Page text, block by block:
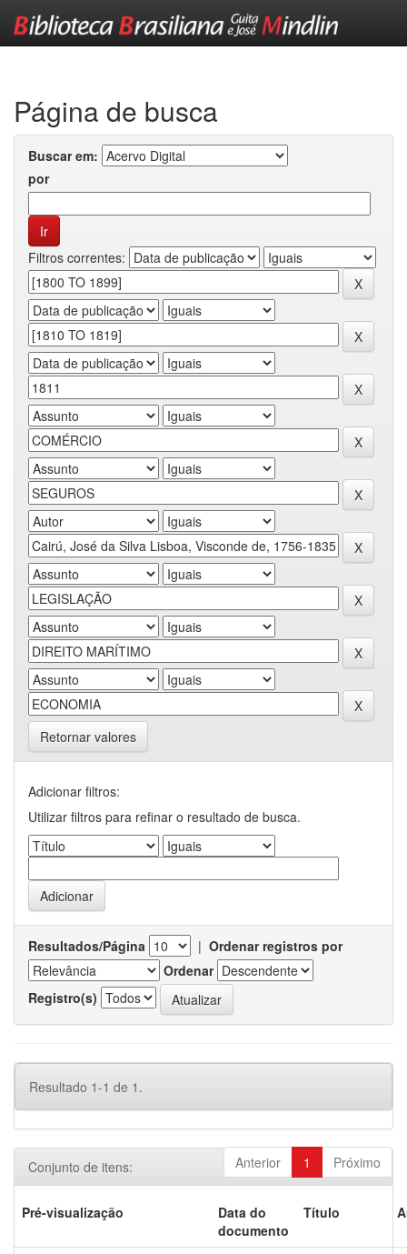
Página de busca
Buscar em:
por
Filtros correntes:
Retornar valores
Adicionar filtros:
Utilizar filtros para refinar o resultado de busca.
Resultados/Página | Ordenar registros por
Ordenar
Registro(s)
Resultado 1-1 de 1.
Anterior 1 Próximo
Conjunto de itens:
Pré-visualização
Data do
documento
Título